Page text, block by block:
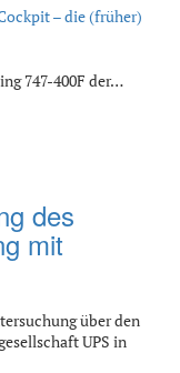
– die (früher)
747-400F der…
des
mit
über den
UPS in